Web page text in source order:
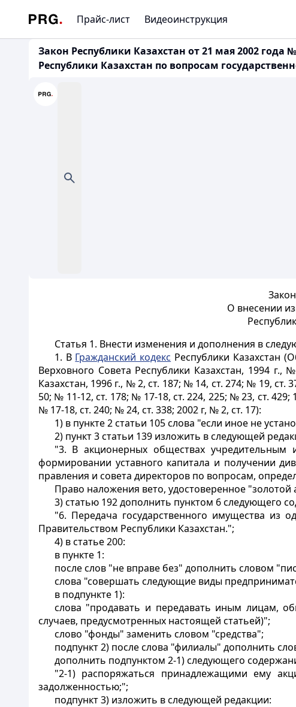
Прайс-лист Видеоинструкция
Закон Республики Казахстан от 21 мая 2002
Республики Казахстан по вопросам
О внесении
Статья 1. Внести изменения и дополнения в
1. В Гражданский кодекс Республики Казахстан
Верховного Совета Республики Казахстан, 1994
Казахстан, 1996 г., № 2, ст. 187; № 14, ст. 274; № 19, ст.
50; № 11-12, ст. 178; № 17-18, ст. 224, 225; № 23, ст.
№ 17-18, ст. 240; № 24, ст. 338; 2002 г, № 2, ст. 17):
1) в пункте 2 статьи 105 слова "если иное не
2) пункт 3 статьи 139 изложить в следующей
"3. В акционерных обществах
формировании уставного капитала и получении
правления и совета директоров по вопросам,
Право наложения вето, удостоверенное
3) статью 192 дополнить пунктом 6 следующего
"6. Передача государственного имущества из
Правительством Республики Казахстан.";
4) в статье 200:
в пункте 1:
после слов "не вправе без" дополнить словом
слова "совершать следующие виды
в подпункте 1):
слова "продавать и передавать иным лицам,
случаев, предусмотренных настоящей статьей)";
слово "фонды" заменить словом "средства";
подпункт 2) после слова "филиалы" дополнить
дополнить подпунктом 2-1) следующего
"2-1) распоряжаться принадлежащими ему
задолженностью;";
подпункт 3) изложить в следующей редакции: